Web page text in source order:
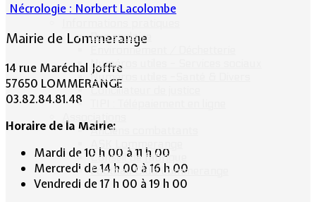
Bus scolaire
Environnement / Déchetterie
Numéros utiles - Services sociaux
Numéros utiles -Santé & Divers
Conciliateur de justice
Anciens combattants
Conseil de fabrique
Football Club Lommerange
Nécrologie : Norbert Lacolombe
Mairie de Lommerange
14 rue Maréchal Joffre
57650 LOMMERANGE
03.82.84.81.48
Horaire de la Mairie:
Mardi de 10 h 00 à 11 h 00
Mercredi de 14 h 00 à 16 h 00
Vendredi de 17 h 00 à 19 h 00